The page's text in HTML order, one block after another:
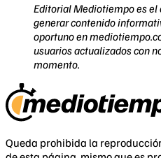
Editorial Mediotiempo es el
generar contenido
oportuno en
usuarios actualizados con
momento.
Queda prohibida la